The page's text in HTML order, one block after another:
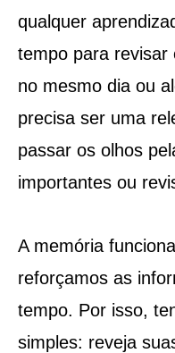
qualquer
tempo para revisar
no mesmo dia ou
precisa ser uma
passar os olhos
importantes ou
A memória
reforçamos as
tempo. Por isso,
simples: reveja